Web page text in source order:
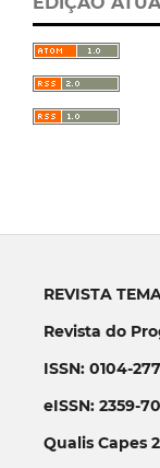
REVISTA
Revista do
ISSN: 0104-
eISSN: 2359-
Qualis Capes